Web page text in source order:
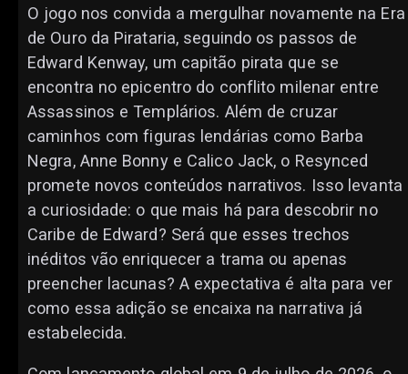
O jogo nos convida a mergulhar novamente na Era
de Ouro da Pirataria, seguindo os passos de
Edward Kenway, um capitão pirata que se
encontra no epicentro do conflito milenar entre
Assassinos e Templários. Além de cruzar
caminhos com figuras lendárias como Barba
Negra, Anne Bonny e Calico Jack, o Resynced
promete novos conteúdos narrativos. Isso levanta
a curiosidade: o que mais há para descobrir no
Caribe de Edward? Será que esses trechos
inéditos vão enriquecer a trama ou apenas
preencher lacunas? A expectativa é alta para ver
como essa adição se encaixa na narrativa já
estabelecida.